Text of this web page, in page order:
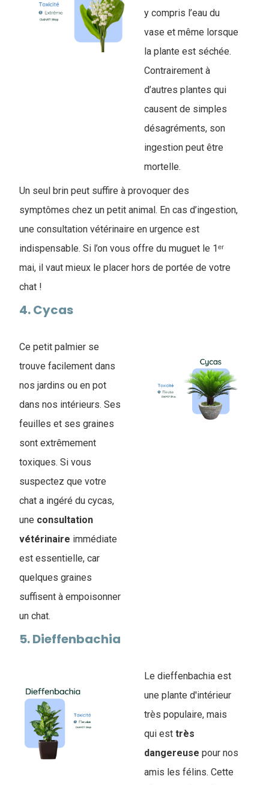
y compris l’eau du
vase et même lorsque
la plante est séchée.
Contrairement à
d’autres plantes qui
causent de simples
désagréments, son
ingestion peut être
mortelle.
Un seul brin peut suffire à provoquer des
symptômes chez un petit animal. En cas d’ingestion,
une consultation vétérinaire en urgence est
indispensable. Si l’on vous offre du muguet le 1ᵉʳ
mai, il vaut mieux le placer hors de portée de votre
chat !
4. Cycas
Ce petit palmier se
trouve facilement dans
nos jardins ou en pot
dans nos intérieurs. Ses
feuilles et ses graines
sont extrêmement
toxiques. Si vous
suspectez que votre
chat a ingéré du cycas,
une consultation
vétérinaire immédiate
est essentielle, car
quelques graines
suffisent à empoisonner
un chat.
5. Dieffenbachia
Le dieffenbachia est
une plante d'intérieur
très populaire, mais
qui est très
dangereuse pour nos
amis les félins. Cette